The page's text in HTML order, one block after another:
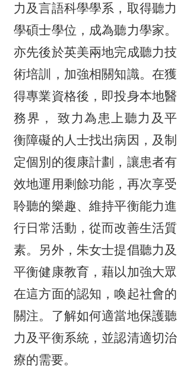
力及言語科學學系，取得聽力
學碩士學位，成為聽力學家。
亦先後於英美兩地完成聽力技
術培訓，加強相關知識。在獲
得專業資格後，即投身本地醫
務界， 致力為患上聽力及平
衡障礙的人士找出病因，及制
定個別的復康計劃，讓患者有
效地運用剩餘功能，再次享受
聆聽的樂趣、維持平衡能力進
行日常活動，從而改善生活質
素。另外，朱女士提倡聽力及
平衡健康教育，藉以加強大眾
在這方面的認知，喚起社會的
關注。了解如何適當地保護聽
力及平衡系統，並認清適切治
療的需要。